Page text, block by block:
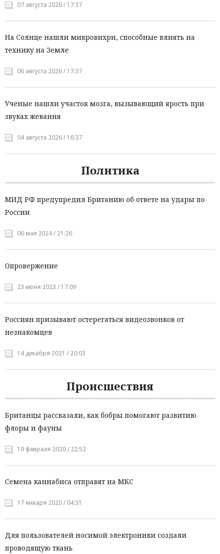
07 августа 2026 / 17:37
На Солнце нашли микровихри, способные влиять на
технику на Земле
06 августа 2026 / 17:37
Ученые нашли участок мозга, вызывающий ярость при
звуках жевания
04 августа 2026 / 16:37
Политика
МИД РФ предупредил Британию об ответе на удары по
России
06 мая 2024 / 21:26
Опровержение
23 июня 2023 / 17:09
Россиян призывают остерегаться видеозвонков от
незнакомцев
14 декабря 2021 / 20:03
Происшествия
Британцы рассказали, как бобры помогают развитию
флоры и фауны
19 февраля 2020 / 22:52
Семена каннабиса отправят на МКС
17 января 2020 / 04:31
Для пользователей носимой электроники создали
проводящую ткань